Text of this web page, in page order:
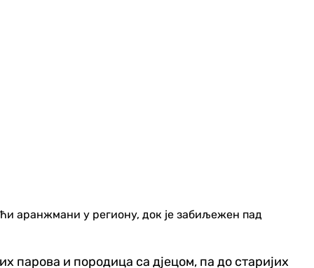
аранжмани у региону, док је забиљежен пад
парова и породица са дјецом, па до старијих